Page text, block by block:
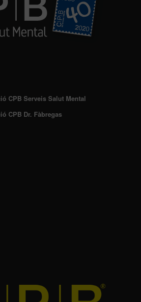
CPB Serveis Salut Mental
CPB Dr. Fàbregas